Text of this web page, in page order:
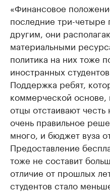
«Финансовое
последние три-четыре
другим, они
материальными
политика на них тоже
иностранных
Поддержка ребят,
коммерческой основе,
отцы отстаивают
очень правильное
много, и бюджет вуза
Предоставление
тоже не составит
отличие от прошлых
студентов стало